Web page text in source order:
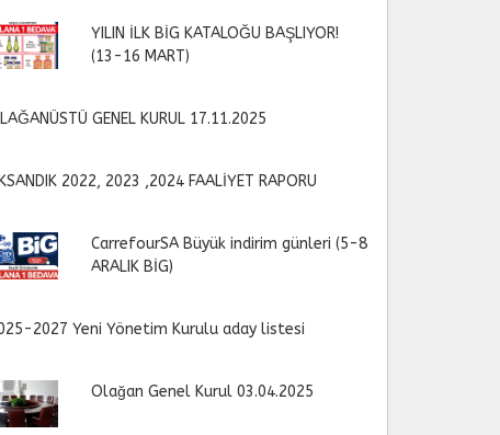
YILIN İLK BİG KATALOĞU BAŞLIYOR!
(13-16 MART)
GENEL KURUL 17.11.2025
2022, 2023 ,2024 FAALİYET RAPORU
CarrefourSA Büyük indirim günleri (5-8
ARALIK BİG)
2027 Yeni Yönetim Kurulu aday listesi
Olağan Genel Kurul 03.04.2025